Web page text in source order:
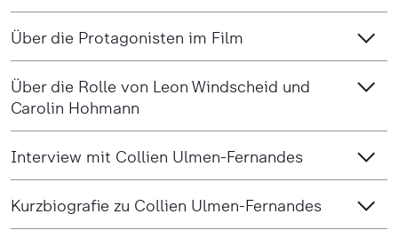
Über die Protagonisten im Film
Über die Rolle von Leon Windscheid und
Carolin Hohmann
Interview mit Collien Ulmen-Fernandes
Kurzbiografie zu Collien Ulmen-Fernandes